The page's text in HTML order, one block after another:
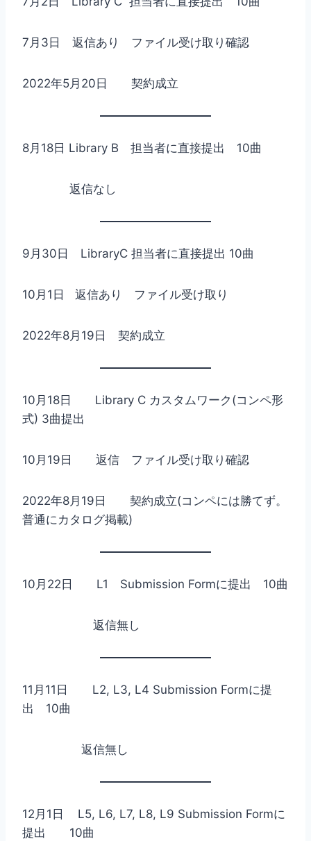
7月3日 返信あり ファイル受け取り確認
2022年5月20日 契約成立
8月18日 Library B 担当者に直接提出 10曲
返信なし
9月30日 LibraryC 担当者に直接提出 10曲
10月1日 返信あり ファイル受け取り
2022年8月19日 契約成立
10月18日 Library C カスタムワーク(コンペ形
式) 3曲提出
10月19日 返信 ファイル受け取り確認
2022年8月19日 契約成立(コンペには勝てず。
普通にカタログ掲載)
10月22日 L1 Submission Formに提出 10曲
返信無し
11月11日 L2, L3, L4 Submission Formに提
出 10曲
返信無し
12月1日 L5, L6, L7, L8, L9 Submission Formに
提出 10曲